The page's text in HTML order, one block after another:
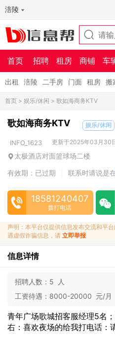
涪陵
首页 招聘 租房 商铺 车
出租 涪陵 二手房 门面 租房 搬
首页 > 娱乐/休闲 > 歌如海商务KTV
歌如海商务KTV 娱乐/休闲
INFO_1623 更新于2025年03月30
太极酒店对面篮球场二楼
有效期：已过期
联系时请说是
18581240407
拨打电话
声明：本平台仅提供信息发布交流和平
遇虚假诈骗信息，请 立即举报
信息详情
招聘人数： 5 人
工资待遇： 8000-20000 元/月
青年广场歌城招客服经理5名
右：喜欢夜场的给我打电话